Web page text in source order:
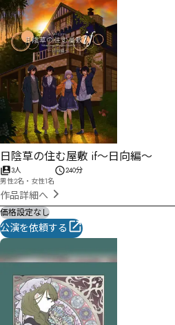
日陰草の住む屋敷 if〜日向編〜
3人
男性2名・女性1名
240分
作品詳細へ
価格設定なし
公演を依頼する